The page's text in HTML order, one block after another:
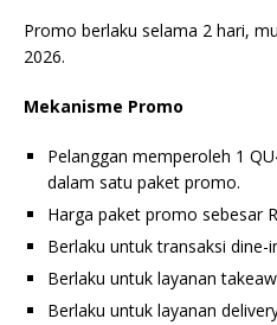
Promo berlaku selama 2 hari,
2026.
Mekanisme Promo
Pelanggan memperoleh 1
dalam satu paket promo.
Harga paket promo sebesar
Berlaku untuk transaksi dine-
Berlaku untuk layanan
Berlaku untuk layanan